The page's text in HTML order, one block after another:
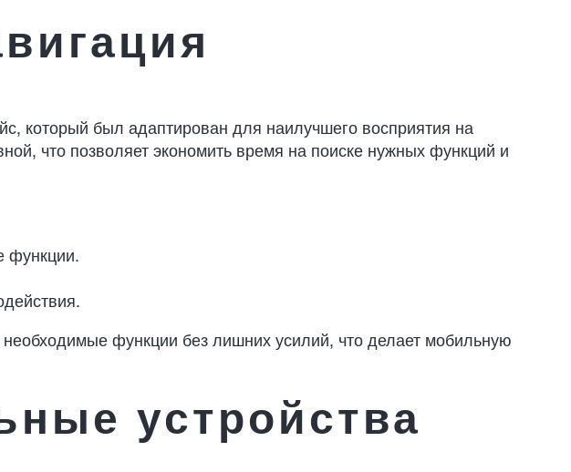
который был адаптирован для наилучшего восприятия на
что позволяет экономить время на поиске нужных функций и
функции.
функции без лишних усилий, что делает мобильную
устройства